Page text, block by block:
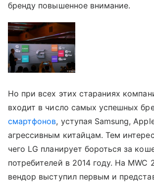
бренду повышенное внимание.
Но при всех этих стараниях
входит в число самых успешных
смартфонов, уступая Samsung,
агрессивным китайцам. Тем
чего LG планирует бороться за
потребителей в 2014 году. На MWC
вендор выступил первым и